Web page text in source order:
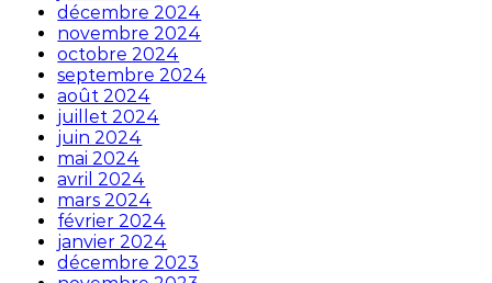
décembre 2024
novembre 2024
octobre 2024
septembre 2024
août 2024
juillet 2024
juin 2024
mai 2024
avril 2024
mars 2024
février 2024
janvier 2024
décembre 2023